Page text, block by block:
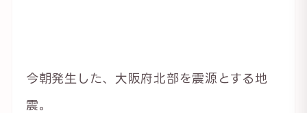
今朝発生した、大阪府北部を震源とする地
震。